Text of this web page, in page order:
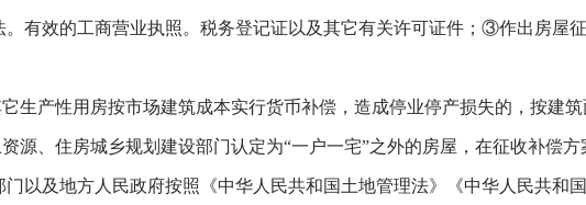
有效的工商营业执照。税务登记证以及其它有关许可证件；③作出房屋
产性用房按市场建筑成本实行货币补偿，造成停业停产损失的，按建筑
、住房城乡规划建设部门认定为“一户一宅”之外的房屋，在征收补偿方
以及地方人民政府按照《中华人民共和国土地管理法》《中华人民共和